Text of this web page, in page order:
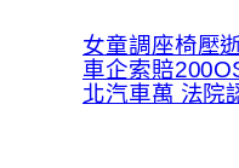
女童調座椅壓
車企索賠
北汽車萬 法院